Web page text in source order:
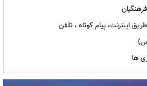
اینترنت، پیام کوتاه ، تلفن
ها